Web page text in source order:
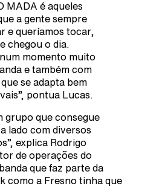
MADA é aqueles
a gente sempre
e queríamos tocar,
chegou o dia.
momento muito
e também com
se adapta bem
pontua Lucas.
grupo que consegue
lado com diversos
explica Rodrigo
de operações do
que faz parte da
como a Fresno tinha que